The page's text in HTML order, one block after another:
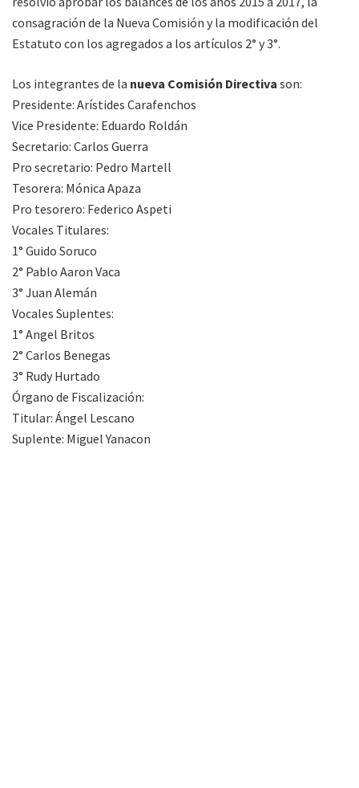
consagración de la Nueva Comisión y la modificación del
Estatuto con los agregados a los artículos 2° y 3°.
Los integrantes de la nueva Comisión Directiva son:
Presidente: Arístides Carafenchos
Vice Presidente: Eduardo Roldán
Secretario: Carlos Guerra
Pro secretario: Pedro Martell
Tesorera: Mónica Apaza
Pro tesorero: Federico Aspeti
Vocales Titulares:
1° Guido Soruco
2° Pablo Aaron Vaca
3° Juan Alemán
Vocales Suplentes:
1° Angel Britos
2° Carlos Benegas
3° Rudy Hurtado
Órgano de Fiscalización:
Titular: Ángel Lescano
Suplente: Miguel Yanacon